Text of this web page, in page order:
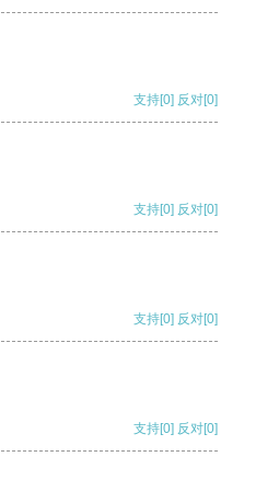
支持[0] 反对[0]
支持[0] 反对[0]
支持[0] 反对[0]
支持[0] 反对[0]